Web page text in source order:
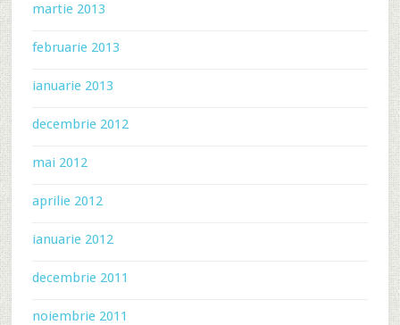
martie 2013
februarie 2013
ianuarie 2013
decembrie 2012
mai 2012
aprilie 2012
ianuarie 2012
decembrie 2011
noiembrie 2011